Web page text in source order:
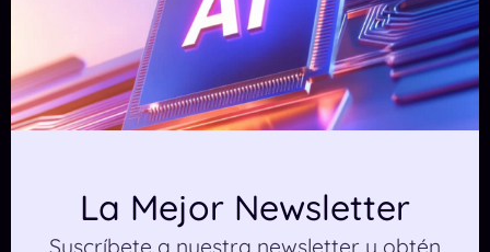
Expertos de la industria señalan que este enfoque
diferenciará a Google de sus competidores, ya que
se centra en el razonamiento cross-modal y en el
apoyo a decisiones en tiempo real en situaciones
Un compromiso con el
La Mejor Newsletter
Suscríbete a nuestra newsletter y obtén